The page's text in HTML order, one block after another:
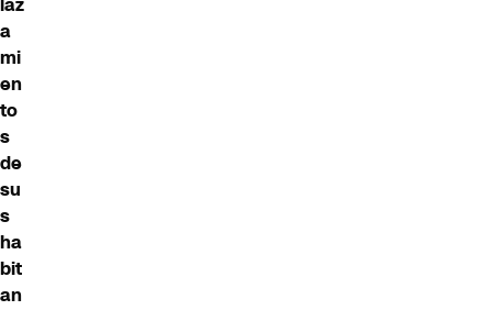
a
mi
en
to
s
de
su
s
ha
bit
an